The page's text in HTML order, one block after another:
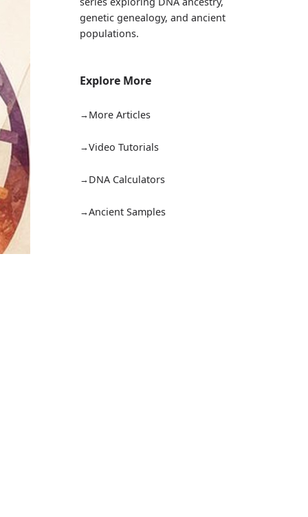
genetic genealogy, and ancient
populations.
Explore More
More Articles
Video Tutorials
DNA Calculators
Ancient Samples